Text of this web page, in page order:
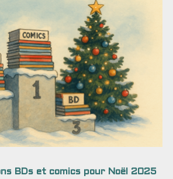
BDs et comics pour Noël 2025